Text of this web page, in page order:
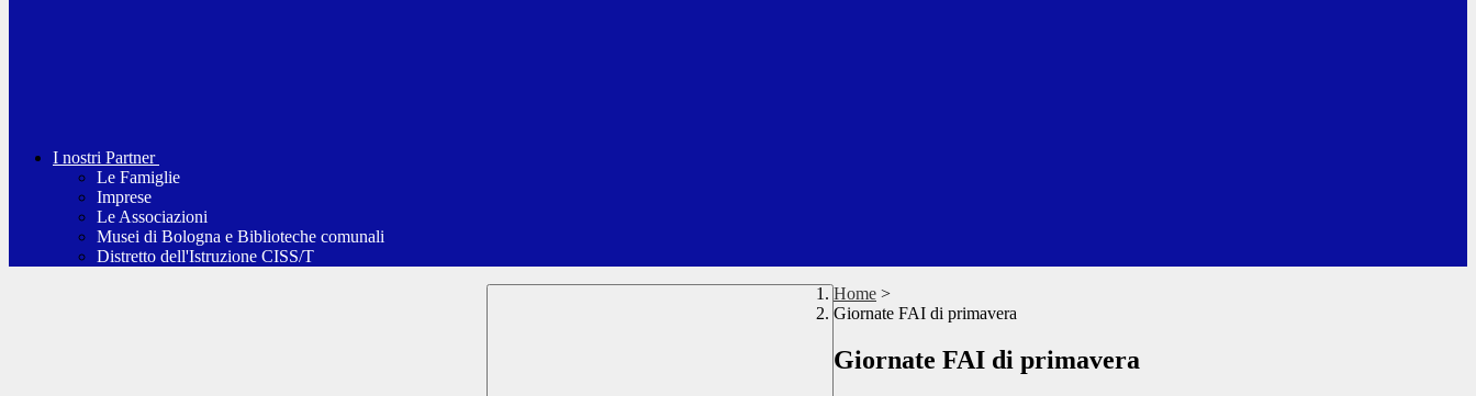
I nostri Partner
Le Famiglie
Imprese
Le Associazioni
Musei di Bologna e Biblioteche comunali
Distretto dell'Istruzione CISS/T
Home >
Giornate FAI di primavera
Giornate FAI di primavera